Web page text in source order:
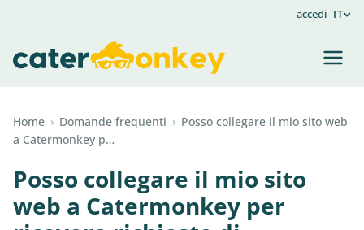
accedi IT
Home › Domande frequenti › Posso collegare il mio sito web
a Catermonkey p…
Posso collegare il mio sito
web a Catermonkey per